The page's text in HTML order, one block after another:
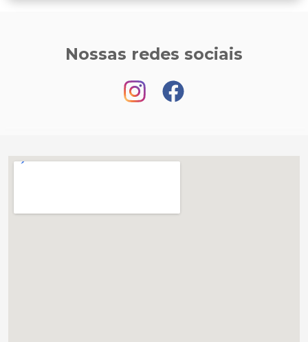
Nossas redes sociais